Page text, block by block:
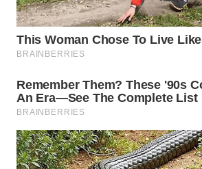
WN
SOLO
BOROBUDUR
MADURA